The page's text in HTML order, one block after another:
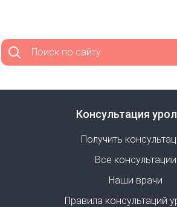
Поиск по сайту
Консультация
Получить
Все консультации
Наши врачи
Правила консультаций